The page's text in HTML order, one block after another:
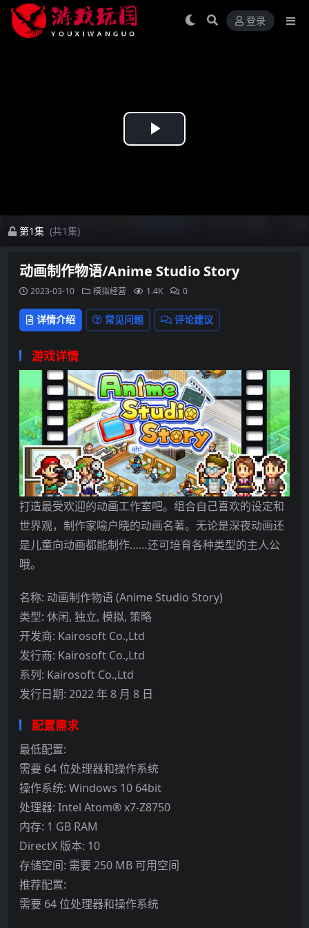
登录
Play
第1集 (共1集)
动画制作物语/Anime Studio Story
2023-03-10 模拟经营 1.4K 0
详情介绍 常见问题 评论建议
游戏详情
打造最受欢迎的动画工作室吧。组合自己喜欢的设定和
世界观，制作家喻户晓的动画名著。无论是深夜动画还
是儿童向动画都能制作……还可培育各种类型的主人公
哦。
名称: 动画制作物语 (Anime Studio Story)
类型: 休闲, 独立, 模拟, 策略
开发商: Kairosoft Co.,Ltd
发行商: Kairosoft Co.,Ltd
系列: Kairosoft Co.,Ltd
发行日期: 2022 年 8 月 8 日
配置需求
最低配置:
需要 64 位处理器和操作系统
操作系统: Windows 10 64bit
处理器: Intel Atom® x7-Z8750
内存: 1 GB RAM
DirectX 版本: 10
存储空间: 需要 250 MB 可用空间
推荐配置:
需要 64 位处理器和操作系统